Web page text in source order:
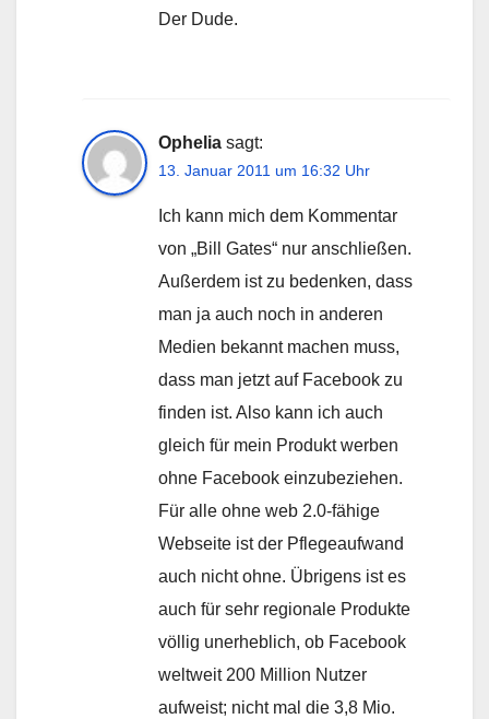
Der Dude.
Ophelia sagt:
13. Januar 2011 um 16:32 Uhr
Ich kann mich dem Kommentar
von „Bill Gates“ nur anschließen.
Außerdem ist zu bedenken, dass
man ja auch noch in anderen
Medien bekannt machen muss,
dass man jetzt auf Facebook zu
finden ist. Also kann ich auch
gleich für mein Produkt werben
ohne Facebook einzubeziehen.
Für alle ohne web 2.0-fähige
Webseite ist der Pflegeaufwand
auch nicht ohne. Übrigens ist es
auch für sehr regionale Produkte
völlig unerheblich, ob Facebook
weltweit 200 Million Nutzer
aufweist; nicht mal die 3,8 Mio.